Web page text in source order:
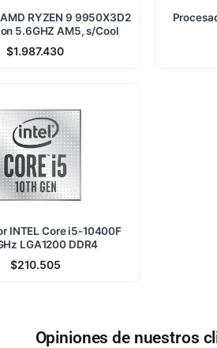
RYZEN 9 9950X3D2
5.6GHZ AM5, s/Cool
$1.987.430
INTEL Core i5-10400F
LGA1200 DDR4
$210.505
Opiniones de nuestros